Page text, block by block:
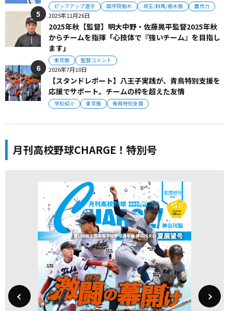
ピックアップ選手 国学院栃木 埼玉/群馬/栃木版 農作力
2025年11月26日
2025年秋【監督】明大中野・佐藤晃平監督2025年秋
からチームを指揮「心技体で『強いチーム』を目指し
ます」
東京版 監督コメント
2026年7月10日
【スタンドレポート】八王子実践が、青鳥特別支援を
応援でサポート。チームの枠を超えた友情
学校紹介 東京版 青鳥特別支援
月刊高校野球CHARGE！特別号